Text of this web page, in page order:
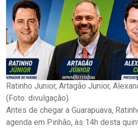
Ratinho Junior, Artagão Junior,
(Foto: divulgação)
Antes de chegar a Guarapuava,
agenda em Pinhão, às 14h desta